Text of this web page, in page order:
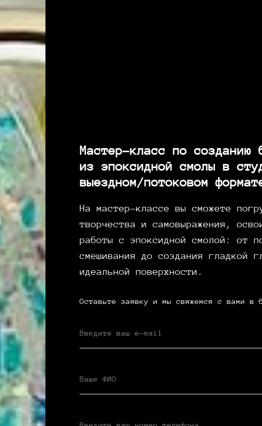
Мастер-класс по созданию
из эпоксидной смолы в
выездном/потоковом
На мастер-классе вы сможете
творчества и самовыражения,
работы с эпоксидной смолой: от
смешивания до создания гладкой
идеальной поверхности.
Оставьте заявку и мы свяжемся с вами в